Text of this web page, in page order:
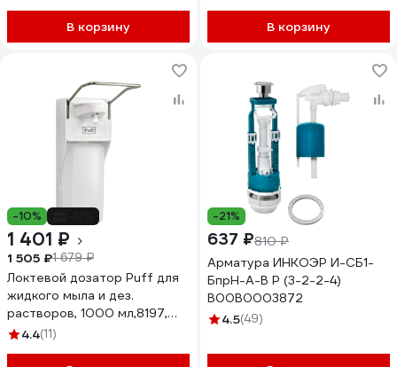
В корзину В корзину
-10%
1 401 ₽
1 505 ₽1 679 ₽
Локтевой дозатор Puff для
жидкого мыла и дез.
растворов, 1000 мл,8197,
пластиковый 0 1402.180
4.4(11)
-21%
637 ₽810 ₽
Арматура ИНКОЭР И-СБ1-
БпрН-А-В Р (3-2-2-4)
В00В0003872
4.5(49)